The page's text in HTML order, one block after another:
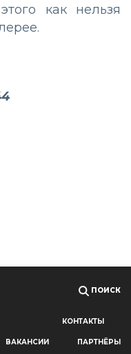
похожие технологии,
как нельзя
ПОИСК
КОНТАКТЫ
ВАКАНСИИ ПАРТНЁРЫ